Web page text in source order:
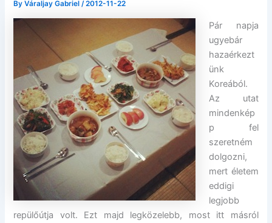
ByVáraljay Gabriel/2012-11-22
Pár napja
ugyebár
hazaérkezt
ünk
Koreából.
Az utat
mindenkép
p fel
szeretném
dolgozni,
mert életem
eddigi
legjobb
repülőútja volt. Ezt majd legközelebb, most itt másról